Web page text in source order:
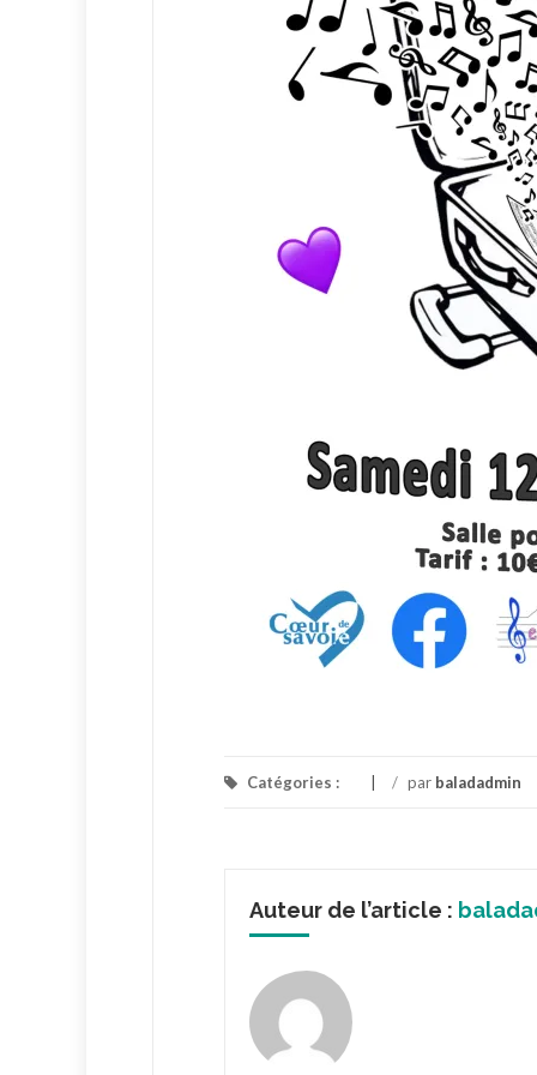
Catégories : / par baladadmin
Auteur de l’article :